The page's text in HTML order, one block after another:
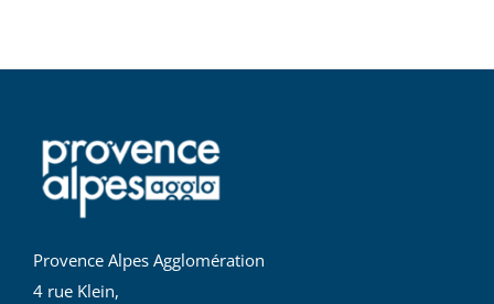
Provence Alpes Agglomération
4 rue Klein,